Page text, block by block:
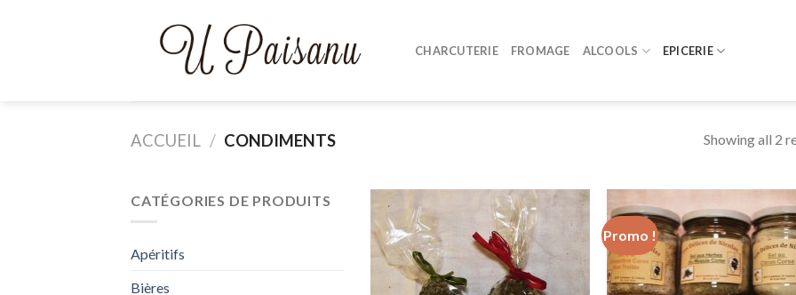
CHARCUTERIE FROMAGE ALCOOLS EPICERIE
ACCUEIL / CONDIMENTS Showing all 2
CATÉGORIES DE PRODUITS
Apéritifs
Bières
Promo !